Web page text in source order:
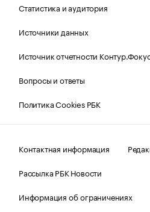
Статистика и аудитория
Источники данных
Источник отчетности
Вопросы и ответы
Политика Cookies РБК
Контактная информация
Рассылка РБК Новости
Информация об ограничениях